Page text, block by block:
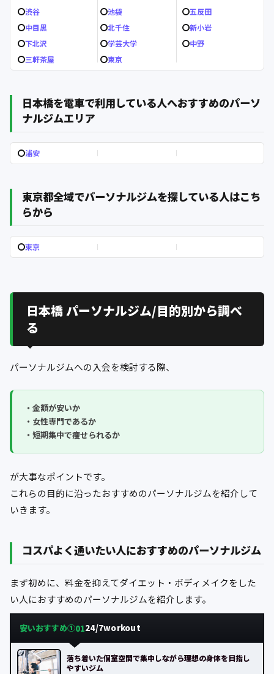
渋谷
池袋
五反田
中目黒
北千住
新小岩
下北沢
学芸大学
中野
三軒茶屋
東京
日本橋を電車で利用している人へおすすめのパーソ
ナルジムエリア
浦安
東京都全域でパーソナルジムを探している人はこち
らから
東京
日本橋 パーソナルジム/目的別から調べ
る
パーソナルジムへの入会を検討する際、
・金額が安いか
・女性専門であるか
・短期集中で痩せられるか
が大事なポイントです。
これらの目的に沿ったおすすめのパーソナルジムを紹介して
いきます。
コスパよく通いたい人におすすめのパーソナルジム
まず初めに、料金を抑えてダイエット・ボディメイクをした
い人におすすめのパーソナルジムを紹介します。
安いおすすめ①0124/7workout
落ち着いた個室空間で集中しながら理想の身体を目指し
やすいジム